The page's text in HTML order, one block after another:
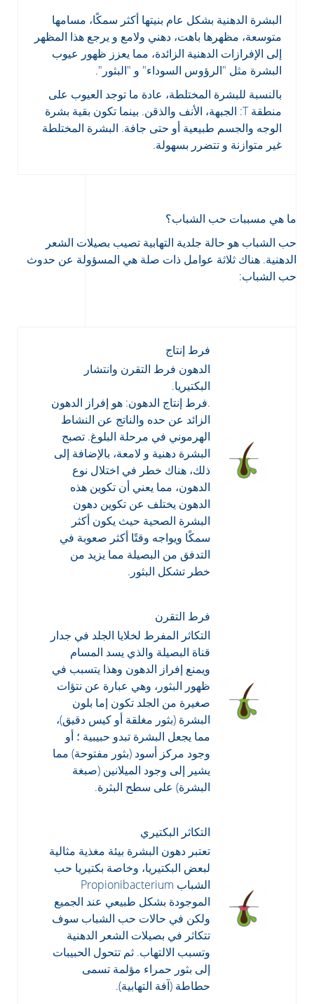
البشرة الدهنية بشكل عام بنيتها أكثر سمكًا، مسامها
متوسعة، مظهرها باهت، دهني ولامع و يرجع هذا المظهر
إلى الإفرازات الدهنية الزائدة، مما يعزز ظهور عيوب
البشرة مثل "الرؤوس السوداء" و "البثور".
بالنسبة للبشرة المختلطة، عادة ما توجد العيوب على
منطقة T: الجبهة، الأنف والذقن. بينما تكون بقية بشرة
الوجه والجسم طبيعية أو حتى جافة. البشرة المختلطة
غير متوازنة و تتضرر بسهولة.
ما هي مسببات حب الشباب؟
حب الشباب هو حالة جلدية التهابية تصيب بصيلات الشعر
الدهنية. هناك ثلاثة عوامل ذات صلة هي المسؤولة عن حدوث
حب الشباب:
فرط إنتاج
الدهون فرط التقرن وانتشار
البكتيريا.
.فرط إنتاج الدهون: هو إفراز الدهون
الزائد عن حده والناتج عن النشاط
الهرموني في مرحلة البلوغ. تصبح
البشرة دهنية و لامعة، بالإضافة إلى
ذلك، هناك خطر في اختلال نوع
الدهون، مما يعني أن تكوين هذه
الدهون يختلف عن تكوين دهون
البشرة الصحية حيث يكون أكثر
سمكًا ويواجه وقتًا أكثر صعوبة في
التدفق من البصيلة مما يزيد من
خطر تشكل البثور.
فرط التقرن
التكاثر المفرط لخلايا الجلد في جدار
قناة البصيلة والذي يسد المسام
ويمنع إفراز الدهون وهذا يتسبب في
ظهور البثور، وهي عبارة عن نتؤات
صغيرة من الجلد تكون إما بلون
البشرة (بثور مغلقة أو كيس دقيق)،
مما يجعل البشرة تبدو حبيبية ؛ أو
وجود مركز أسود (بثور مفتوحة) مما
يشير إلى وجود الميلانين (صبغة
البشرة) على سطح البثرة.
التكاثر البكتيري
تعتبر دهون البشرة بيئة مغذية مثالية
لبعض البكتيريا، وخاصة بكتيريا حب
الشباب Propionibacterium
الموجودة بشكل طبيعي عند الجميع
ولكن في حالات حب الشباب سوف
تتكاثر في بصيلات الشعر الدهنية
وتسبب الالتهاب. ثم تتحول الحبيبات
إلى بثور حمراء مؤلمة تسمى
حطاطة (آفة التهابية).